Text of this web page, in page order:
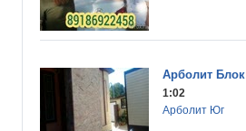
Арболит Блок
1:02
Арболит Юг